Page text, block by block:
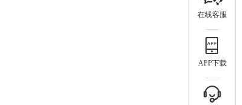
在线客服
APP下载